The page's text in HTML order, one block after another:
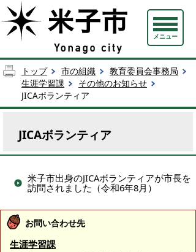
メニュー
トップ 市の組織
教育委員会事務局
生涯学習課
その他のお知らせ
JICAボランティア
JICAボランティア
米子市出身のJICAボランティアが市長を
訪問されました（令和6年8月）
お問い合わせ先
生涯学習課